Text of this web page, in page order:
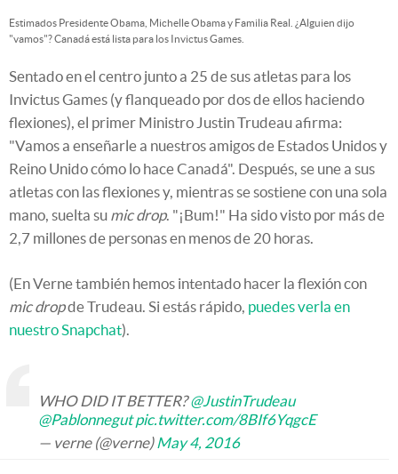
Estimados Presidente Obama, Michelle Obama y Familia Real. ¿Alguien dijo
"vamos"? Canadá está lista para los Invictus Games.
Sentado en el centro junto a 25 de sus atletas para los
Invictus Games (y flanqueado por dos de ellos haciendo
flexiones), el primer Ministro Justin Trudeau afirma:
"Vamos a enseñarle a nuestros amigos de Estados Unidos y
Reino Unido cómo lo hace Canadá". Después, se une a sus
atletas con las flexiones y, mientras se sostiene con una sola
mano, suelta su mic drop. "¡Bum!" Ha sido visto por más de
2,7 millones de personas en menos de 20 horas.
(En Verne también hemos intentado hacer la flexión con
mic dropde Trudeau. Si estás rápido, puedes verla en
nuestro Snapchat).
WHO DID IT BETTER?@JustinTrudeau
@Pablonnegut pic.twitter.com/8BIf6YqgcE
— verne (@verne)May 4, 2016